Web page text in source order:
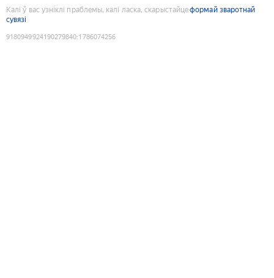
Калі ў вас узніклі праблемы, калі ласка, скарыстайцеформай зваротнай
сувязі
9180949924190279840:1786074256